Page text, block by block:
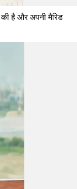
की है और अपनी मैरिड